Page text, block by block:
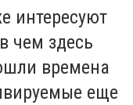
интересуют
чем здесь
времена
еще